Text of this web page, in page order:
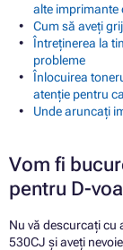
alte imprimante
Cum să aveți
Întreținerea la
probleme
Înlocuirea
atenție pentru
Unde aruncați
Vom fi
pentru D-
Nu vă descurcați cu
530CJ și aveți